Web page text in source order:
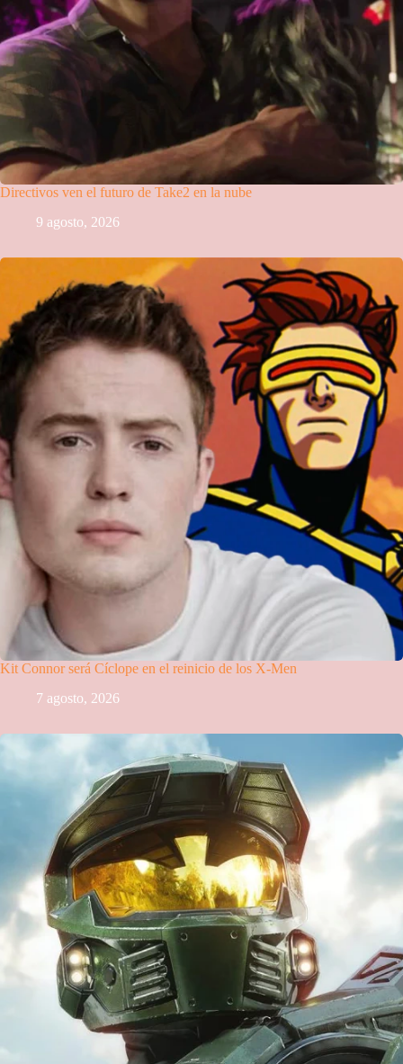
Directivos ven el futuro de Take2 en la nube
9 agosto, 2026
Kit Connor será Cíclope en el reinicio de los X-Men
7 agosto, 2026